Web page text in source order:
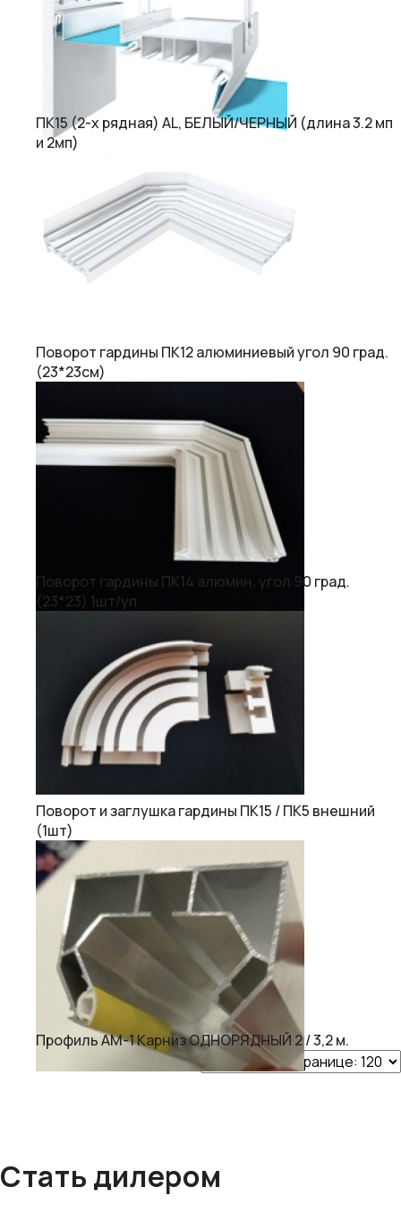
ПК15 (2-х рядная) AL, БЕЛЫЙ/ЧЕРНЫЙ (длина 3.2 мп
и 2мп)
Поворот гардины ПК12 алюминиевый угол 90 град.
(23*23см)
Поворот гардины ПК14 алюмин. угол 90 град.
(23*23) 1шт/уп.
Поворот и заглушка гардины ПК15 / ПК5 внешний
(1шт)
Профиль АМ-1 Карниз ОДНОРЯДНЫЙ 2 / 3,2 м.
Стать дилером